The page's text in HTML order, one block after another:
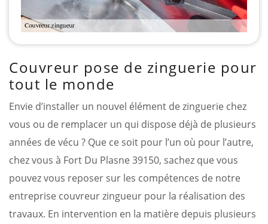
Couvreur pose de zinguerie pour
tout le monde
Envie d’installer un nouvel élément de zinguerie chez
vous ou de remplacer un qui dispose déjà de plusieurs
années de vécu ? Que ce soit pour l’un où pour l’autre,
chez vous à Fort Du Plasne 39150, sachez que vous
pouvez vous reposer sur les compétences de notre
entreprise couvreur zingueur pour la réalisation des
travaux. En intervention en la matière depuis plusieurs